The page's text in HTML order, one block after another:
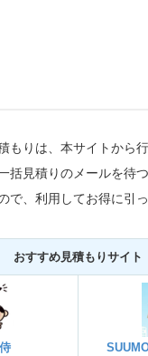
もりは、本サイトから
括見積りのメールを待
で、利用してお得に引
おすすめ見積もりサイト